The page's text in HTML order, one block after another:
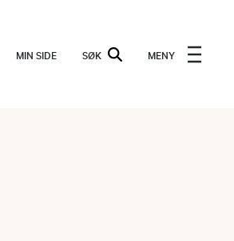
MIN SIDE SØK MENY